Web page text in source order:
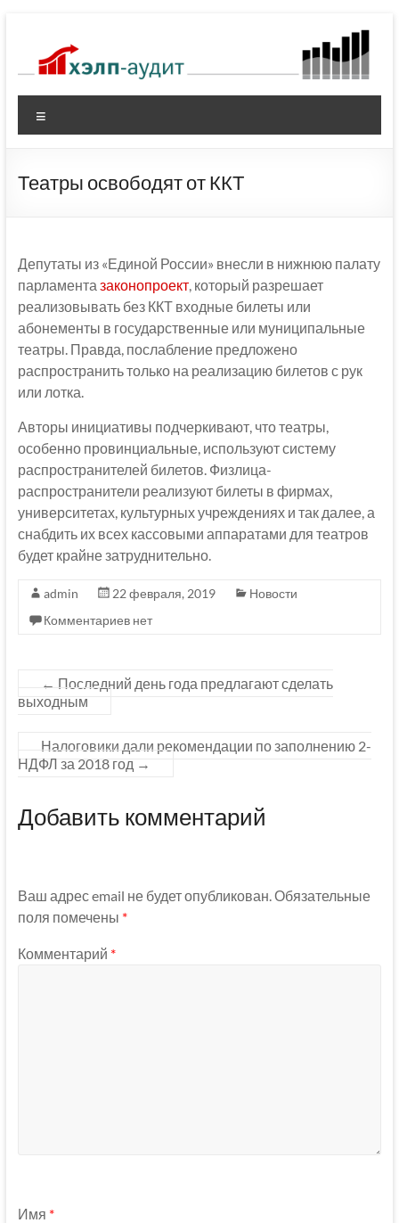
содержимому
Театры освободят от ККТ
Депутаты из «Единой России» внесли в нижнюю палату
парламента законопроект, который разрешает
реализовывать без ККТ входные билеты или
абонементы в государственные или муниципальные
театры. Правда, послабление предложено
распространить только на реализацию билетов с рук
или лотка.
Авторы инициативы подчеркивают, что театры,
особенно провинциальные, используют систему
распространителей билетов. Физлица-
распространители реализуют билеты в фирмах,
университетах, культурных учреждениях и так далее, а
снабдить их всех кассовыми аппаратами для театров
будет крайне затруднительно.
admin 22 февраля, 2019
Новости
Комментариев нет
← Последний день года предлагают сделать
выходным
Налоговики дали рекомендации по заполнению 2-
НДФЛ за 2018 год →
Добавить комментарий
Ваш адрес email не будет опубликован. Обязательные
поля помечены *
Комментарий *
Имя *